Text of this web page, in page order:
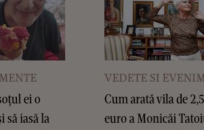
ei o
să iasă la
VEDETE SI
Cum arată vila de
euro a Monicăi